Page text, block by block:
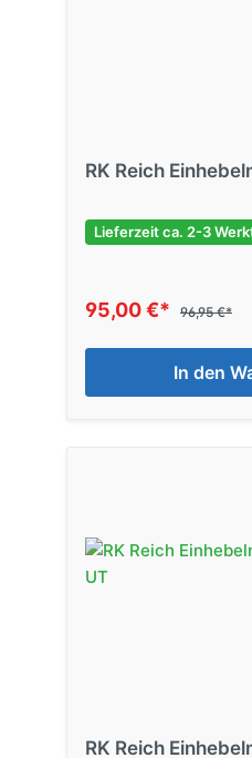
RK Reich
Lieferzeit ca. 2-3
95,00 €* 96,95 €*
In den
RK Reich